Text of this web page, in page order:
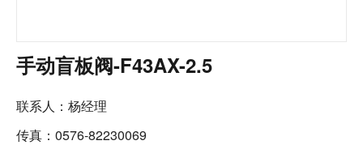
手动盲板阀-F43AX-2.5
联系人：杨经理
传真：0576-82230069